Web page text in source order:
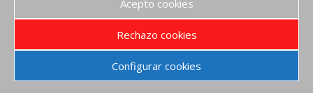
Acepto cookies
Rechazo cookies
Configurar cookies